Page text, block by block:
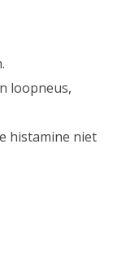
loopneus,
histamine niet